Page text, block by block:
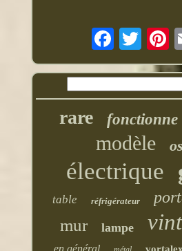
rare fonctionne
modèle
électrique
table réfrigérateur
mur lampe
en général